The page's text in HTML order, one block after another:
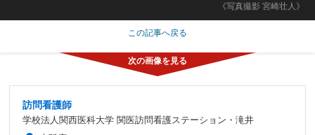
《写真撮影 宮崎壮人》
この記事へ戻る
訪問看護師
学校法人関西医科大学 関医訪問看護ステーション・滝井